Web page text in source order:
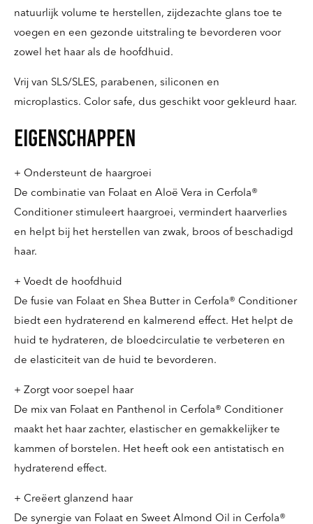
natuurlijk volume te herstellen, zijdezachte glans toe te
voegen en een gezonde uitstraling te bevorderen voor
zowel het haar als de hoofdhuid.
Vrij van SLS/SLES, parabenen, siliconen en
microplastics. Color safe, dus geschikt voor gekleurd haar.
Eigenschappen
+ Ondersteunt de haargroei
De combinatie van Folaat en Aloë Vera in Cerfola®
Conditioner stimuleert haargroei, vermindert haarverlies
en helpt bij het herstellen van zwak, broos of beschadigd
haar.
+ Voedt de hoofdhuid
De fusie van Folaat en Shea Butter in Cerfola® Conditioner
biedt een hydraterend en kalmerend effect. Het helpt de
huid te hydrateren, de bloedcirculatie te verbeteren en
de elasticiteit van de huid te bevorderen.
+ Zorgt voor soepel haar
De mix van Folaat en Panthenol in Cerfola® Conditioner
maakt het haar zachter, elastischer en gemakkelijker te
kammen of borstelen. Het heeft ook een antistatisch en
hydraterend effect.
+ Creëert glanzend haar
De synergie van Folaat en Sweet Almond Oil in Cerfola®